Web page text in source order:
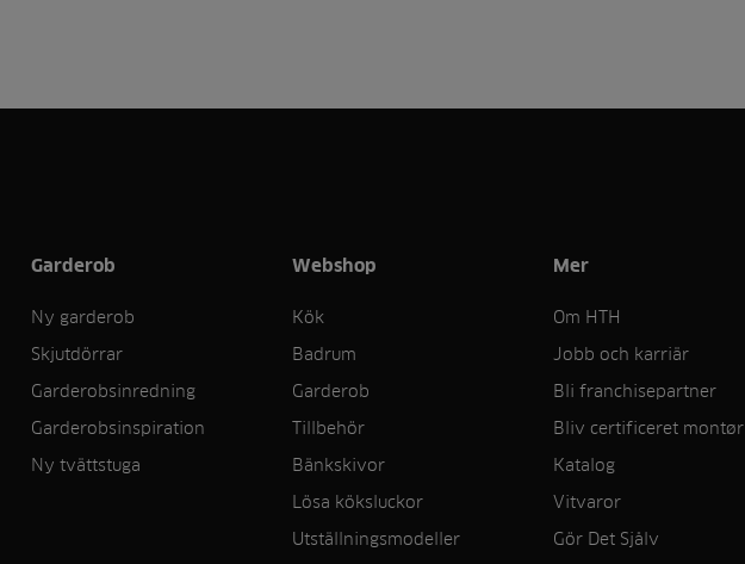
Garderob
Ny garderob
Skjutdörrar
Garderobsinredning
Garderobsinspiration
Ny tvättstuga
Webshop
Kök
Badrum
Garderob
Tillbehör
Bänkskivor
Lösa köksluckor
Utställningsmodeller
Mer
Om HTH
Jobb och karriär
Bli franchisepartner
Bliv certificeret montør
Katalog
Vitvaror
Gör Det Sjålv